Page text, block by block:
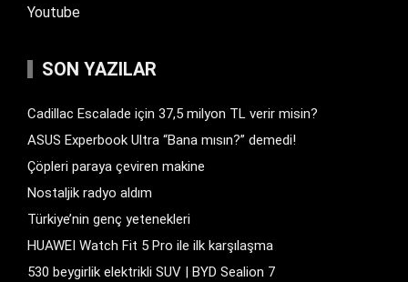
Youtube
SON YAZILAR
Cadillac Escalade için 37,5 milyon TL verir misin?
ASUS Experbook Ultra “Bana mısın?” demedi!
Çöpleri paraya çeviren makine
Nostaljik radyo aldım
Türkiye’nin genç yetenekleri
HUAWEI Watch Fit 5 Pro ile ilk karşılaşma
530 beygirlik elektrikli SUV | BYD Sealion 7